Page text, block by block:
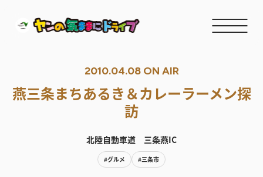
2010.04.08 ON AIR
燕三条まちあるき＆カレーラーメン探
訪
北陸自動車道 三条燕IC
#グルメ #三条市